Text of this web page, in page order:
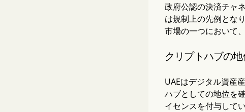
政府公認の決済チャ
は規制上の先例とな
市場の一つにおいて
クリプトハブの
UAEはデジタル資産
ハブとしての地位を
イセンスを付与してい